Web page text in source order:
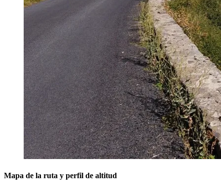
Mapa de la ruta y perfil de altitud